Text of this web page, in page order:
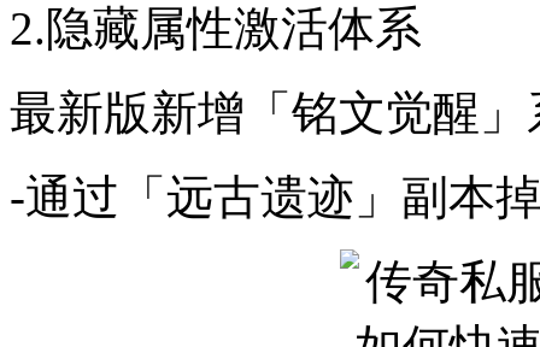
2.隐藏属性激活体系
最新版新增「铭文觉醒」
-通过「远古遗迹」副本